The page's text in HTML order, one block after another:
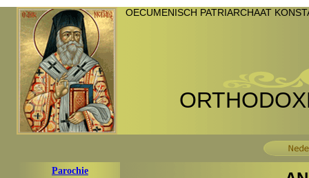
OECUMENISCH PATRIARCHAAT
Parochie